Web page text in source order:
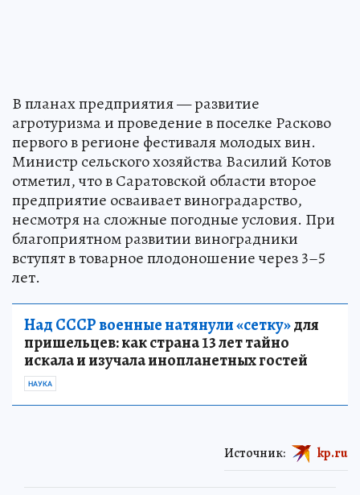
В планах предприятия — развитие
агротуризма и проведение в поселке Расково
первого в регионе фестиваля молодых вин.
Министр сельского хозяйства Василий Котов
отметил, что в Саратовской области второе
предприятие осваивает виноградарство,
несмотря на сложные погодные условия. При
благоприятном развитии виноградники
вступят в товарное плодоношение через 3–5
лет.
Над СССР военные натянули «сетку»для
пришельцев: как страна 13 лет тайно
искала и изучала инопланетных гостей